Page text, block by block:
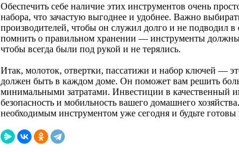
Обеспечить себе наличие этих инструментов очень
набора, что зачастую выгоднее и удобнее. Важно
производителей, чтобы он служил долго и не подводил
помнить о правильном хранении — инструменты
чтобы всегда были под рукой и не терялись.
Итак, молоток, отвертки, пассатижи и набор ключей —
должен быть в каждом доме. Он поможет вам решить
минимальными затратами. Инвестиции в качественный
безопасность и мобильность вашего домашнего
необходимым инструментом уже сегодня и будьте